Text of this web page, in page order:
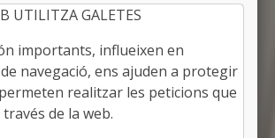
UTILITZA GALETES
importants, influeixen en
navegació, ens ajuden a protegir
realitzar les peticions que
de la web.